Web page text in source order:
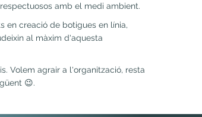
amb el medi ambient.
en creació de botigues en línia,
al màxim d'aquesta
Volem agrair a l'organització, resta
😉.